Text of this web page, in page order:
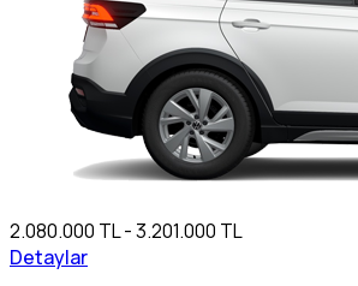
2.080.000 TL - 3.201.000 TL
Detaylar